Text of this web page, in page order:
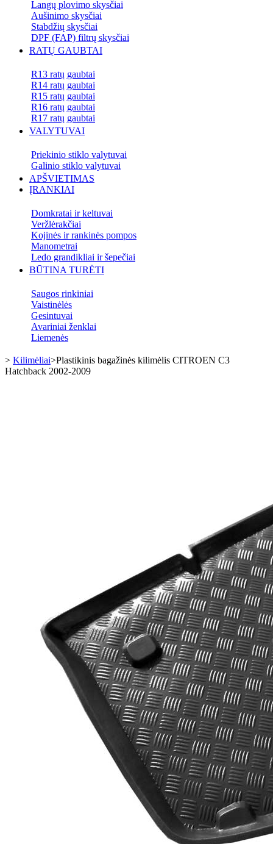
Langų plovimo skysčiai
Aušinimo skysčiai
Stabdžių skysčiai
DPF (FAP) filtrų skysčiai
RATŲ GAUBTAI
R13 ratų gaubtai
R14 ratų gaubtai
R15 ratų gaubtai
R16 ratų gaubtai
R17 ratų gaubtai
VALYTUVAI
Priekinio stiklo valytuvai
Galinio stiklo valytuvai
APŠVIETIMAS
ĮRANKIAI
Domkratai ir keltuvai
Veržlėrakčiai
Kojinės ir rankinės pompos
Manometrai
Ledo grandikliai ir šepečiai
BŪTINA TURĖTI
Saugos rinkiniai
Vaistinėlės
Gesintuvai
Avariniai ženklai
Liemenės
> Kilimėliai>Plastikinis bagažinės kilimėlis CITROEN C3
Hatchback 2002-2009